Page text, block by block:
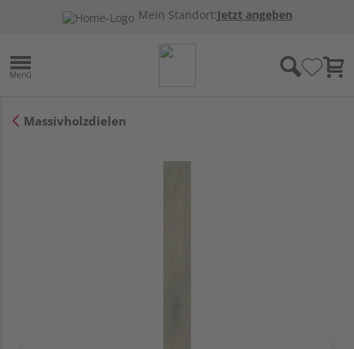
Mein Standort:Jetzt angeben
Massivholzdielen